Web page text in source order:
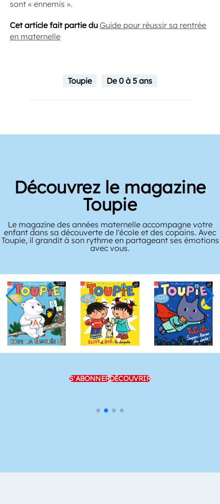
sont « ennemis ».
Cet article fait partie du Guide pour réussir sa rentrée
en maternelle
Toupie De 0 à 5 ans
Découvrez le magazine
Toupie
Le magazine des années maternelle accompagne votre
enfant dans sa découverte de l'école et des copains. Avec
Toupie, il grandit à son rythme en partageant ses émotions
avec vous.
S'ABONNERDÉCOUVRIR